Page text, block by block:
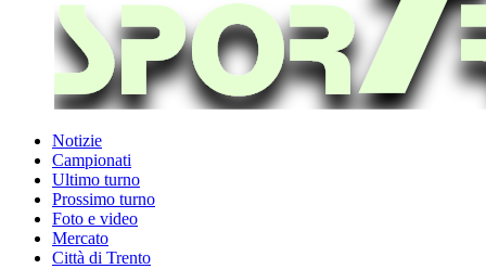
Notizie
Campionati
Ultimo turno
Prossimo turno
Foto e video
Mercato
Città di Trento